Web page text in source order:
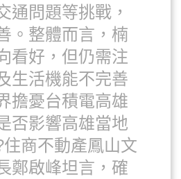
通問題等挑戰，
。整體而言，楠
看好，但仍需注
生活機能不完善
擔憂台積電高雄
否影響高雄當地
商不動產鳳山文
鄭啟峰坦言，確